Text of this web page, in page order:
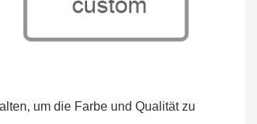
um die Farbe und Qualität zu